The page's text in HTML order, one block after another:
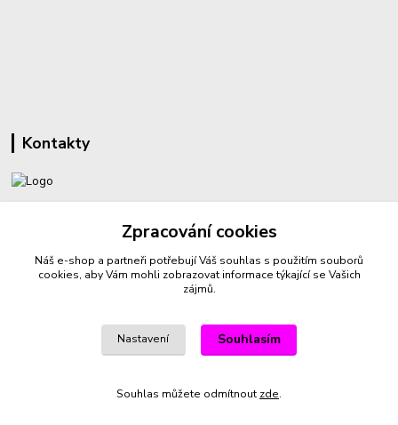
Kontakty
sperkyproradost@seznam.cz
Vytvořeno na Eshop-rychle.cz
Zpracování cookies
Náš e-shop a partneři potřebují Váš souhlas s použitím souborů
cookies, aby Vám mohli zobrazovat informace týkající se Vašich
zájmů.
Nastavení Souhlasím
Souhlas můžete odmítnout zde.